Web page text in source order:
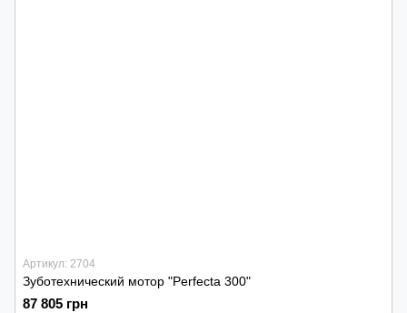
Артикул: 2704
Зуботехнический мотор "Perfecta 300"
87 805 грн